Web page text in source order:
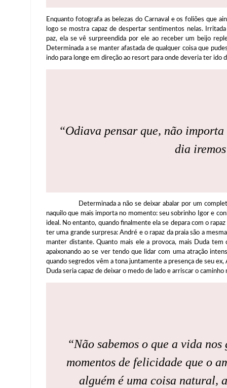
Enquanto fotografa as belezas do Carnaval e os foliões que
logo se mostra capaz de despertar sentimentos nelas.
paz, ela se vê surpreendida por ele ao receber um beijo
Determinada a se manter afastada de qualquer coisa que
indo para longe em direção ao resort para onde deveria ter ido
“Odiava pensar que, não importa
dia
Determinada a não se deixar abalar por um completo
naquilo que mais importa no momento: seu sobrinho Igor e
ideal. No entanto, quando finalmente ela se depara com o
ter uma grande surpresa: André e o rapaz da praia são a
manter distante. Quanto mais ele a provoca, mais Duda
apaixonando ao se ver tendo que lidar com uma atração
quando segredos vêm a tona juntamente a presença de seu
Duda seria capaz de deixar o medo de lado e arriscar o
“Não sabemos o que a vida
momentos de felicidade que o
alguém é uma coisa natural,